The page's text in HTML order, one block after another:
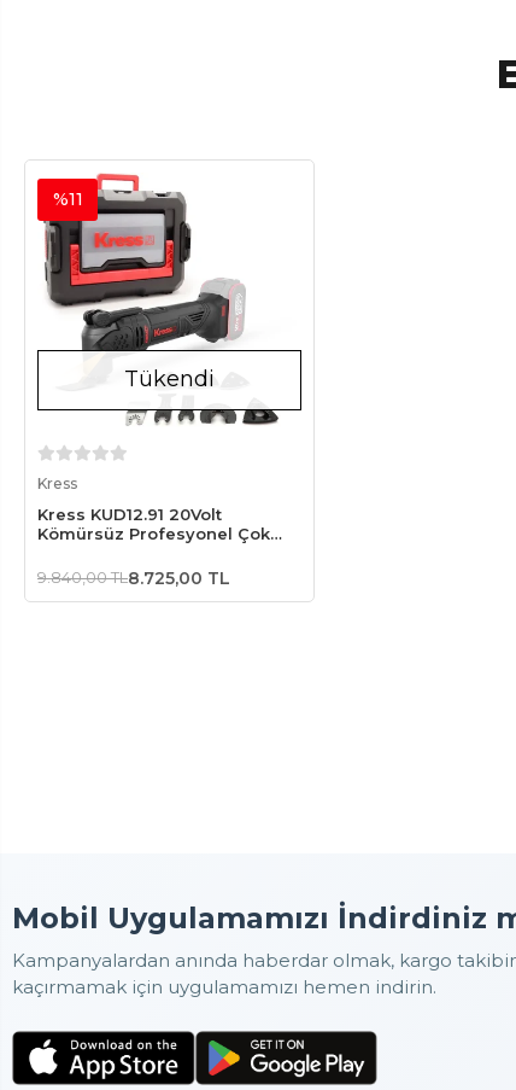
Tükendi
Kress
Kress KUD12.91 20Volt
Kömürsüz Profesyonel Çok
Zımpara + 24 Parça Aks (Akü
Dahil Değildir)
%11
9.840,00 TL8.725,00 TL
Mobil Uygulamamızı İndirdiniz
Kampanyalardan anında haberdar olmak, kargo
kaçırmamak için uygulamamızı hemen indirin.